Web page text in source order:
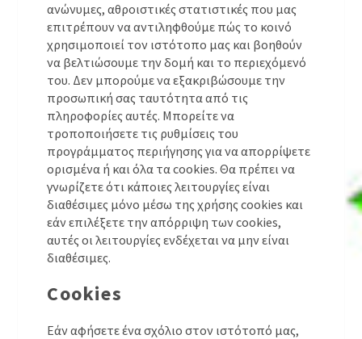
ανώνυμες, αθροιστικές στατιστικές που μας
επιτρέπουν να αντιληφθούμε πώς το κοινό
χρησιμοποιεί τον ιστότοπο μας και βοηθούν
να βελτιώσουμε την δομή και το περιεχόμενό
του. Δεν μπορούμε να εξακριβώσουμε την
προσωπική σας ταυτότητα από τις
πληροφορίες αυτές. Μπορείτε να
τροποποιήσετε τις ρυθμίσεις του
προγράμματος περιήγησης για να απορρίψετε
ορισμένα ή και όλα τα cookies. Θα πρέπει να
γνωρίζετε ότι κάποιες λειτουργίες είναι
διαθέσιμες μόνο μέσω της χρήσης cookies και
εάν επιλέξετε την απόρριψη των cookies,
αυτές οι λειτουργίες ενδέχεται να μην είναι
διαθέσιμες.
Cookies
Εάν αφήσετε ένα σχόλιο στον ιστότοπό μας,